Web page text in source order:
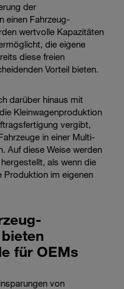
der
einen Fahrzeug-
wertvolle Kapazitäten
die eigene
diese freien
Vorteil bieten.
darüber hinaus mit
Kleinwagenproduktion
vergibt,
in einer Multi-
Auf diese Weise werden
als wenn die
Produktion im eigenen
für OEMs
von